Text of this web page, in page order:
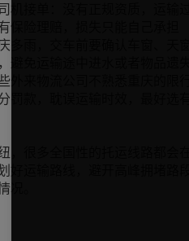
机接单：没有正规资质，运输
险理赔，损失只能自己承担
多雨，交车前要确认车窗、天
避免运输途中进水或者物品遗
外来物流公司不熟悉重庆的限
罚款，耽误运输时效，最好选
，很多全国性的托运线路都会
好运输路线，避开高峰拥堵路
。